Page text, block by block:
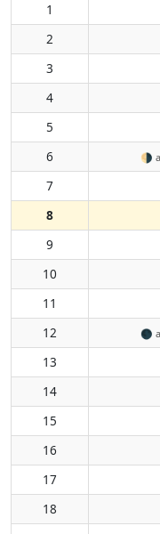
1
2
3
4
5
6
🌗
7
8
9
10
11
12 🌑
13
14
15
16
17
18